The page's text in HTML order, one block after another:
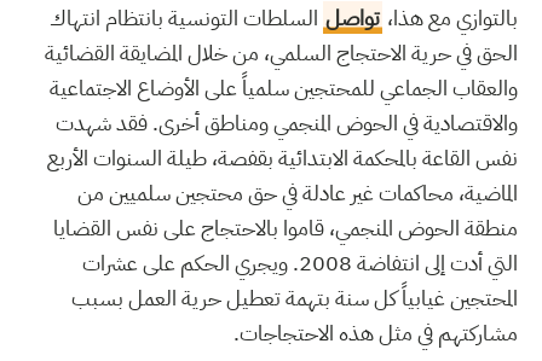
بالتوازي مع هذا، تواصل السلطات التونسية بانتظام انتهاك
الحق في حرية الاحتجاج السلمي، من خلال المضايقة القضائية
والعقاب الجماعي للمحتجين سلمياً على الأوضاع الاجتماعية
والاقتصادية في الحوض المنجمي ومناطق أخرى. فقد شهدت
نفس القاعة بالمحكمة الابتدائية بقفصة، طيلة السنوات الأربع
الماضية، محاكمات غير عادلة في حق محتجين سلميين من
منطقة الحوض المنجمي، قاموا بالاحتجاج على نفس القضايا
التي أدت إلى انتفاضة 2008. ويجري الحكم على عشرات
المحتجين غيابياً كل سنة بتهمة تعطيل حرية العمل بسبب
مشاركتهم في مثل هذه الاحتجاجات.